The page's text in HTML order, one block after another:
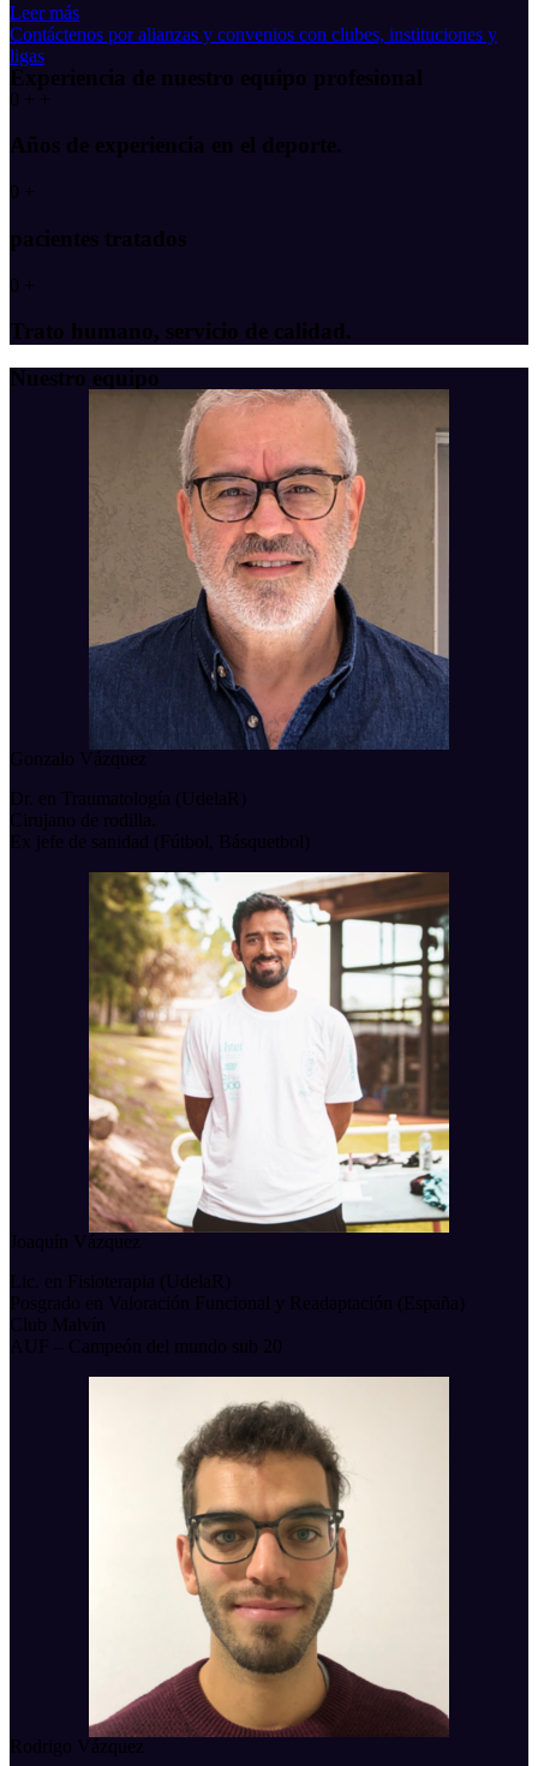
Leer más
Contáctenos por alianzas y convenios con clubes, instituciones y
ligas
Experiencia de nuestro equipo profesional
0 + +
Años de experiencia en el deporte.
0 +
pacientes tratados
0 +
Trato humano, servicio de calidad.
Nuestro equipo
Gonzalo Vázquez
Dr. en Traumatología (UdelaR)
Cirujano de rodilla.
Ex jefe de sanidad (Fútbol, Básquetbol)
Joaquín Vázquez
Lic. en Fisioterapia (UdelaR)
Posgrado en Valoración Funcional y Readaptación (España)
Club Malvín
AUF – Campeón del mundo sub 20
Rodrigo Vázquez